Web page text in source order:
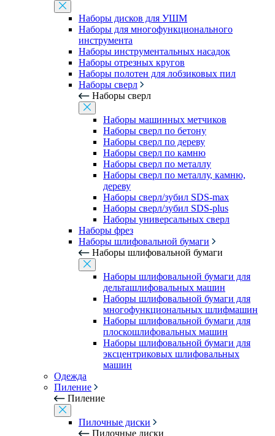
Наборы дисков для УШМ
Наборы для многофункционального
инструмента
Наборы инструментальных насадок
Наборы отрезных кругов
Наборы полотен для лобзиковых пил
Наборы сверл
Наборы сверл
Наборы машинных метчиков
Наборы сверл по бетону
Наборы сверл по дереву
Наборы сверл по камню
Наборы сверл по металлу
Наборы сверл по металлу, камню,
дереву
Наборы сверл/зубил SDS-max
Наборы сверл/зубил SDS-plus
Наборы универсальных сверл
Наборы фрез
Наборы шлифовальной бумаги
Наборы шлифовальной бумаги
Наборы шлифовальной бумаги для
дельташлифовальных машин
Наборы шлифовальной бумаги для
многофункциональных шлифмашин
Наборы шлифовальной бумаги для
плоскошлифовальных машин
Наборы шлифовальной бумаги для
эксцентриковых шлифовальных
машин
Одежда
Пиление
Пиление
Пилочные диски
Пилочные диски